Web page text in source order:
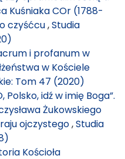
Kuśniaka COr (1788-
czyśćcu,Studia
i profanum w
w Kościele
Tom 47 (2020)
Polsko, idź w imię Boga”.
Żukowskiego
ojczystego,Studia
Kościoła